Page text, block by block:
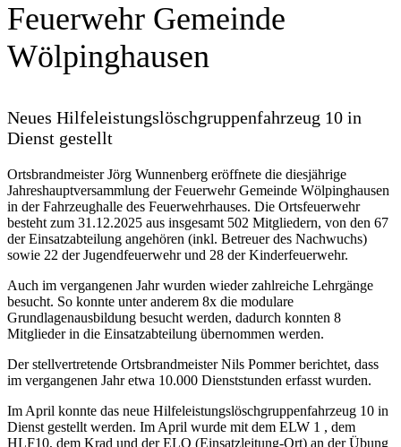
Feuerwehr Gemeinde
Wölpinghausen
Neues Hilfeleistungslöschgruppenfahrzeug 10 in
Dienst gestellt
Ortsbrandmeister Jörg Wunnenberg eröffnete die diesjährige
Jahreshauptversammlung der Feuerwehr Gemeinde Wölpinghausen
in der Fahrzeughalle des Feuerwehrhauses. Die Ortsfeuerwehr
besteht zum 31.12.2025 aus insgesamt 502 Mitgliedern, von den 67
der Einsatzabteilung angehören (inkl. Betreuer des Nachwuchs)
sowie 22 der Jugendfeuerwehr und 28 der Kinderfeuerwehr.
Auch im vergangenen Jahr wurden wieder zahlreiche Lehrgänge
besucht. So konnte unter anderem 8x die modulare
Grundlagenausbildung besucht werden, dadurch konnten 8
Mitglieder in die Einsatzabteilung übernommen werden.
Der stellvertretende Ortsbrandmeister Nils Pommer berichtet, dass
im vergangenen Jahr etwa 10.000 Dienststunden erfasst wurden.
Im April konnte das neue Hilfeleistungslöschgruppenfahrzeug 10 in
Dienst gestellt werden. Im April wurde mit dem ELW 1 , dem
HLF10, dem Krad und der ELO (Einsatzleitung-Ort) an der Übung